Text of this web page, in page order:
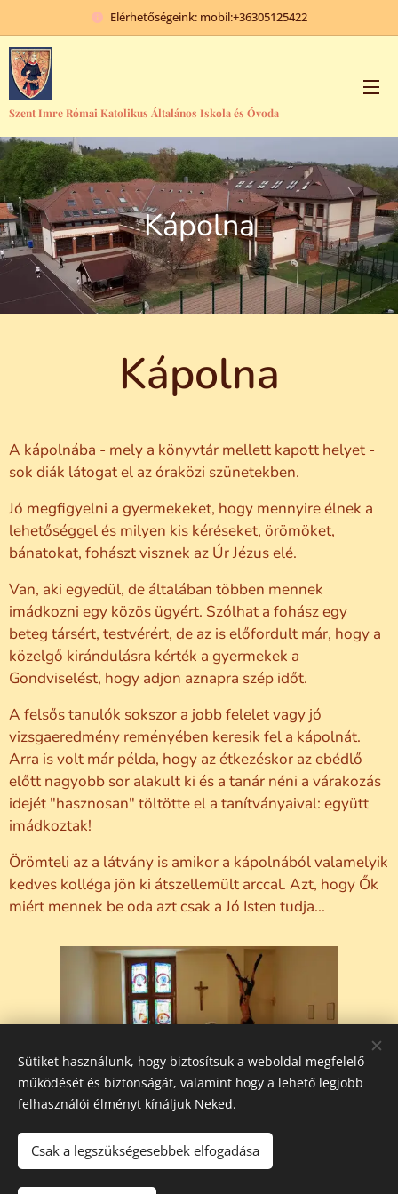
Elérhetőségeink: mobil:+36305125422
Szent Imre Római Katolikus Általános Iskola és Óvoda
Kápolna
Kápolna
A kápolnába - mely a könyvtár mellett kapott helyet -
sok diák látogat el az óraközi szünetekben.
Jó megfigyelni a gyermekeket, hogy mennyire élnek a
lehetőséggel és milyen kis kéréseket, örömöket,
bánatokat, fohászt visznek az Úr Jézus elé.
Van, aki egyedül, de általában többen mennek
imádkozni egy közös ügyért. Szólhat a fohász egy
beteg társért, testvérért, de az is előfordult már, hogy a
közelgő kirándulásra kérték a gyermekek a
Gondviselést, hogy adjon aznapra szép időt.
A felsős tanulók sokszor a jobb felelet vagy jó
vizsgaeredmény reményében keresik fel a kápolnát.
Arra is volt már példa, hogy az étkezéskor az ebédlő
előtt nagyobb sor alakult ki és a tanár néni a várakozás
idejét "hasznosan" töltötte el a tanítványaival: együtt
imádkoztak!
Örömteli az a látvány is amikor a kápolnából valamelyik
kedves kolléga jön ki átszellemült arccal. Azt, hogy Ők
miért mennek be oda azt csak a Jó Isten tudja...
Minden jog fenntartva!
Sütiket használunk, hogy biztosítsuk a weboldal megfelelő
működését és biztonságát, valamint hogy a lehető legjobb
felhasználói élményt kínáljuk Neked.
Csak a legszükségesebbek elfogadása